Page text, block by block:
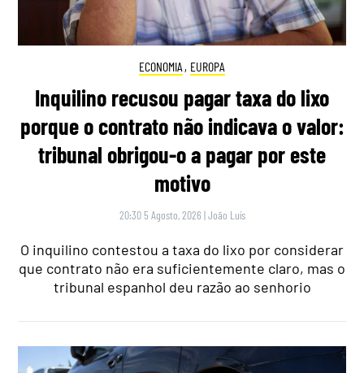
ECONOMIA , EUROPA
Inquilino recusou pagar taxa do lixo
porque o contrato não indicava o valor:
tribunal obrigou-o a pagar por este
motivo
20:30 5 Agosto, 2026 |João Luís
O inquilino contestou a taxa do lixo por considerar
que contrato não era suficientemente claro, mas o
tribunal espanhol deu razão ao senhorio